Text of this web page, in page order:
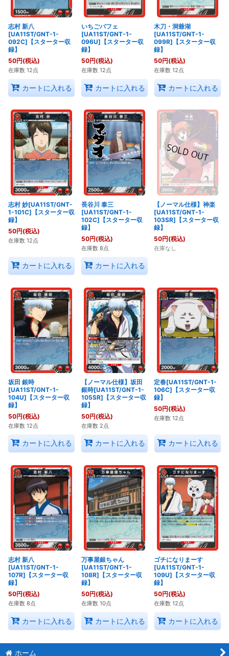
志村 新八
[UA11ST/GNT-1-
092C]【スターター収
録】
50円(税込)
在庫数 12点
カートに入れる
いちごパフェ
[UA11ST/GNT-1-
096U]【スターター収
録】
50円(税込)
在庫数 12点
カートに入れる
木刀・洞爺湖
[UA11ST/GNT-1-
099R]【スターター収
録】
50円(税込)
在庫数 12点
カートに入れる
志村 妙[UA11ST/GNT-
1-101C]【スターター収
録】
50円(税込)
在庫数 12点
カートに入れる
長谷川 泰三
[UA11ST/GNT-1-
102C]【スターター収
録】
50円(税込)
在庫数 8点
カートに入れる
【ノーマル仕様】神楽
[UA11ST/GNT-1-
103SR]【スターター収
録】
50円(税込)
在庫なし
坂田 銀時
[UA11ST/GNT-1-
104U]【スターター収
録】
50円(税込)
在庫数 12点
カートに入れる
【ノーマル仕様】坂田
銀時[UA11ST/GNT-1-
105SR]【スターター収
録】
50円(税込)
在庫数 2点
カートに入れる
定春[UA11ST/GNT-1-
106C]【スターター収
録】
50円(税込)
在庫数 12点
カートに入れる
志村 新八
[UA11ST/GNT-1-
107R]【スターター収
録】
50円(税込)
在庫数 8点
カートに入れる
万事屋銀ちゃん
[UA11ST/GNT-1-
108R]【スターター収
録】
50円(税込)
在庫数 10点
カートに入れる
ゴチになりまーす
[UA11ST/GNT-1-
109U]【スターター収
録】
50円(税込)
在庫数 12点
カートに入れる
ホーム